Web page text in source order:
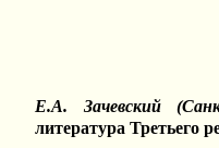
Е.А. Зачевский
литература Третьего